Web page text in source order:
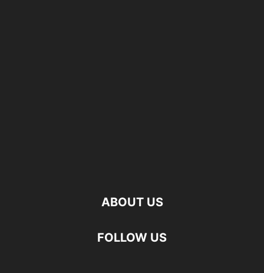
ABOUT US
FOLLOW US